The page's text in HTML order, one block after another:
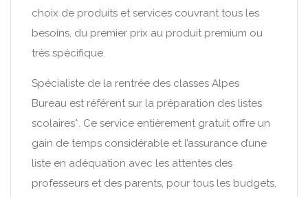
choix de produits et services couvrant tous les
besoins, du premier prix au produit premium ou
très spécifique.
Spécialiste de la rentrée des classes Alpes
Bureau est référent sur la préparation des listes
scolaires*. Ce service entièrement gratuit offre un
gain de temps considérable et l’assurance d’une
liste en adéquation avec les attentes des
professeurs et des parents, pour tous les budgets,